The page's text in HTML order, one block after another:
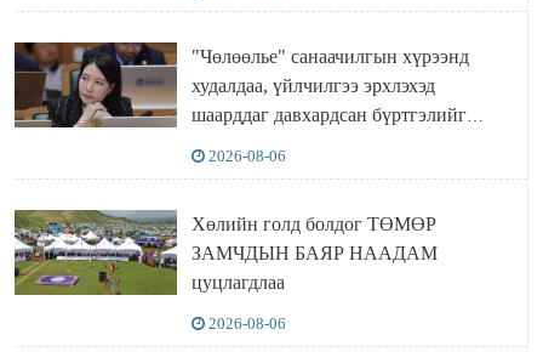
"Чөлөөлье" санаачилгын хүрээнд
худалдаа, үйлчилгээ эрхлэхэд
шаарддаг давхардсан бүртгэлийг
2026-08-06
Хөлийн голд болдог ТӨМӨР
ЗАМЧДЫН БАЯР НААДАМ
цуцлагдлаа
2026-08-06